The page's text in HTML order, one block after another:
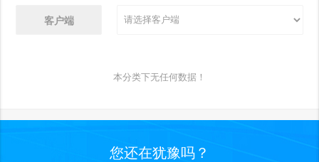
客户端
本分类下无任何数据！
您还在犹豫吗？